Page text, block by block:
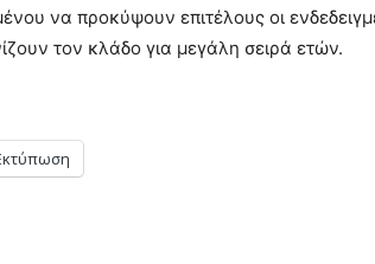
να προκύψουν επιτέλους οι
τον κλάδο για μεγάλη σειρά ετών.